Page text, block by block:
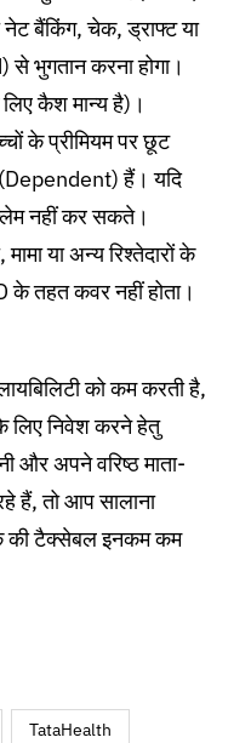
नेट बैंकिंग, चेक, ड्राफ्ट या
भुगतान करना होगा।
कैश मान्य है)।
के प्रीमियम पर छूट
(Dependent) हैं। यदि
नहीं कर सकते।
या अन्य रिश्तेदारों के
के तहत कवर नहीं होता।
को कम करती है,
लिए निवेश करने हेतु
और अपने वरिष्ठ माता-
हैं, तो आप सालाना
टैक्सेबल इनकम कम
TataHealth